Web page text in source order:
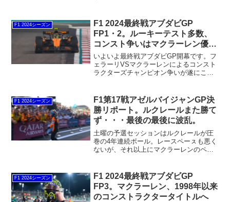
ど路面が改善されるトラックエボリュー
ションが高いので、フリー走行の段階で
多く走ってもらう必要があります。
F1 2024シーズン
F1 2024最終戦アブダビGP
FP1・2。ルーキーテスト多数、
コンスト争いはマクラーレン優勢
か？
いよいよ最終戦アブダビGP開幕です。フ
ェラーリVSマクラーレンによるコンスト
ラクターズチャンピオン争いが遂にここ
左右していくのか？またFP1では多くの
ルーキーがテスト走行するので、そうい
ったところも決勝レースに影響が出そう
です。
F1 2024シーズン
F1第17戦アゼルバイジャンGP決
勝リポート。ルクレールまた勝て
ず・・・最後の最後に波乱。
土曜の予選セッションはルクレールが圧
巻の4年連続ポール。レースペーㇲも悪く
ないが、それ以上にマクラーレンのペー
たいところ。今週はレッドブルのペレス
がフェルスタッペン以上に調子が良い。
久しぶりの表彰台に期待がかかります。
F1 2024シーズン
F1 2024最終戦アブダビGP
FP3。マクラーレン、1998年以来
のコンストラクタータイトルへ